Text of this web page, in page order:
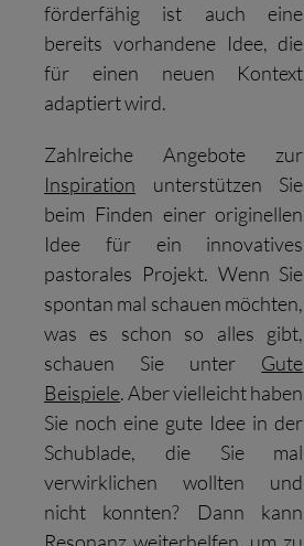
förderfähig ist auch eine
bereits vorhandene Idee, die
für einen neuen Kontext
adaptiert wird.
Zahlreiche Angebote zur
Inspiration unterstützen Sie
beim Finden einer originellen
Idee für ein innovatives
pastorales Projekt. Wenn Sie
spontan mal schauen möchten,
was es schon so alles gibt,
schauen Sie unter Gute
Beispiele. Aber vielleicht haben
Sie noch eine gute Idee in der
Schublade, die Sie mal
verwirklichen wollten und
nicht konnten? Dann kann